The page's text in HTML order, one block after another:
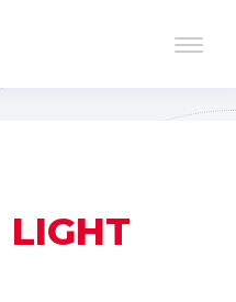
LIGHT